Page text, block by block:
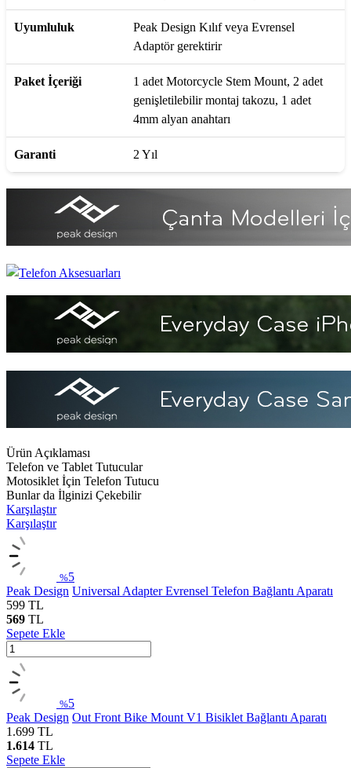
Uyumluluk
Peak Design Kılıf veya Evrensel
Adaptör gerektirir
Paket İçeriği
1 adet Motorcycle Stem Mount, 2 adet
genişletilebilir montaj takozu, 1 adet
4mm alyan anahtarı
Garanti 2 Yıl
Ürün Açıklaması
Telefon ve Tablet Tutucular
Motosiklet İçin Telefon Tutucu
Bunlar da İlginizi Çekebilir
Karşılaştır
Karşılaştır
%5
Peak Design Universal Adapter Evrensel Telefon Bağlantı Aparatı
599 TL
569 TL
Sepete Ekle
%5
Peak Design Out Front Bike Mount V1 Bisiklet Bağlantı Aparatı
1.699 TL
1.614 TL
Sepete Ekle